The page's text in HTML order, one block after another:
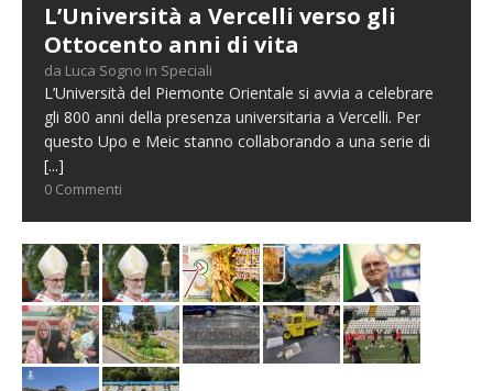
L’Università a Vercelli verso gli
Ottocento anni di vita
da Luca Sogno in Speciali
L’Università del Piemonte Orientale si avvia a celebrare
gli 800 anni della presenza universitaria a Vercelli. Per
questo Upo e Meic stanno collaborando a una serie di
[...]
0 Commenti